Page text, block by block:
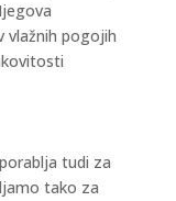
vlažnih pogojih
tudi za
tako za